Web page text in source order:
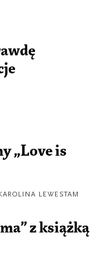
„Love is
LEWESTAM
z książką